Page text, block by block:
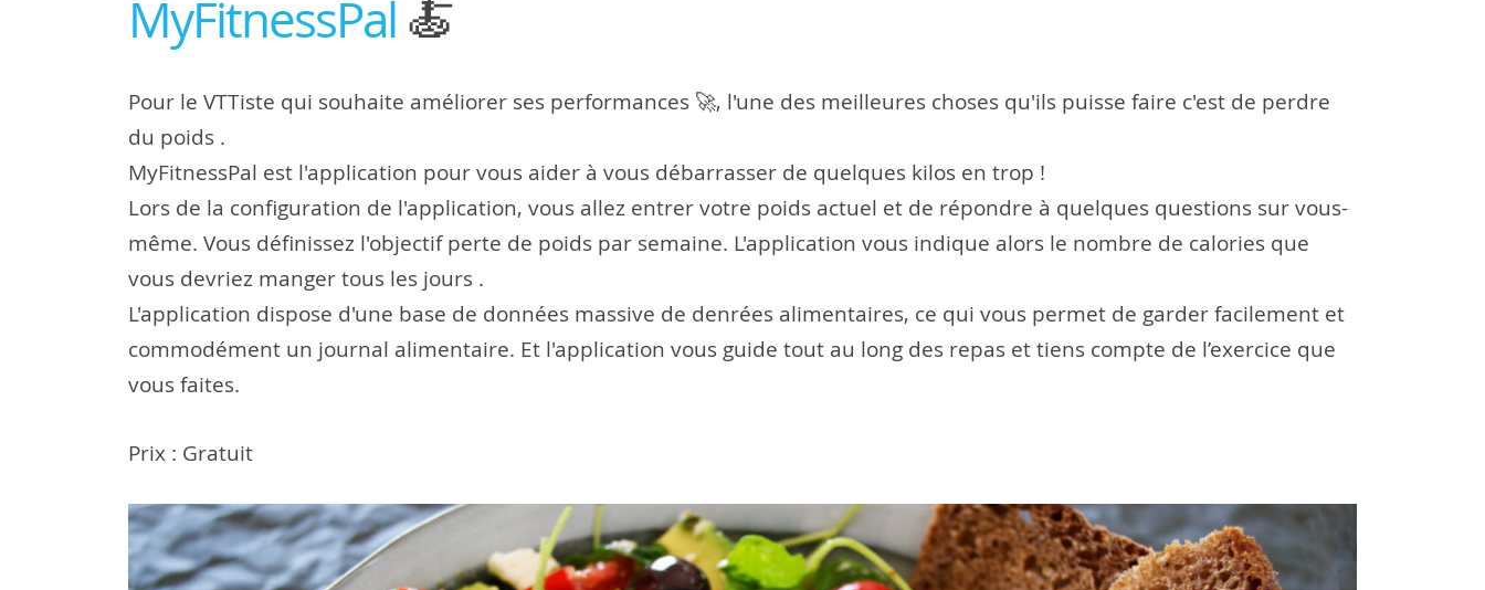
MyFitnessPal 🍝
Pour le VTTiste qui souhaite améliorer ses performances 🚀, l'une des meilleures choses qu'ils puisse faire c'est de perdre
du poids .
MyFitnessPal est l'application pour vous aider à vous débarrasser de quelques kilos en trop !
Lors de la configuration de l'application, vous allez entrer votre poids actuel et de répondre à quelques questions sur vous-
même. Vous définissez l'objectif perte de poids par semaine. L'application vous indique alors le nombre de calories que
vous devriez manger tous les jours .
L'application dispose d'une base de données massive de denrées alimentaires, ce qui vous permet de garder facilement et
commodément un journal alimentaire. Et l'application vous guide tout au long des repas et tiens compte de l’exercice que
vous faites.
Prix : Gratuit